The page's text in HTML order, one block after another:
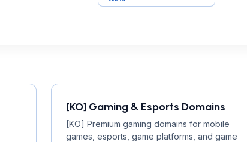
[KO] Gaming & Esports Domains
[KO] Premium gaming domains for mobile
games, esports, game platforms, and game